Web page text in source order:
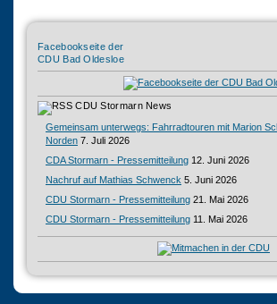
Facebookseite der
CDU Bad Oldesloe
CDU Stormarn News
Gemeinsam unterwegs: Fahrradtouren mit Marion
Norden 7. Juli 2026
CDA Stormarn - Pressemitteilung 12. Juni 2026
Nachruf auf Mathias Schwenck 5. Juni 2026
CDU Stormarn - Pressemitteilung 21. Mai 2026
CDU Stormarn - Pressemitteilung 11. Mai 2026